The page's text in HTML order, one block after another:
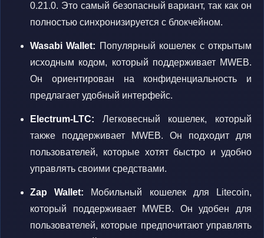
0.21.0. Это самый безопасный вариант, так как он
полностью синхронизируется с блокчейном.
Wasabi Wallet: Популярный кошелек с открытым
исходным кодом, который поддерживает MWEB.
Он ориентирован на конфиденциальность и
предлагает удобный интерфейс.
Electrum-LTC: Легковесный кошелек, который
также поддерживает MWEB. Он подходит для
пользователей, которые хотят быстро и удобно
управлять своими средствами.
Zap Wallet: Мобильный кошелек для Litecoin,
который поддерживает MWEB. Он удобен для
пользователей, которые предпочитают управлять